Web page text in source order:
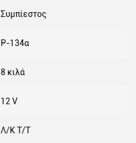
Συμπίεστος
Ρ-134α
8 κιλά
12 V
Λ/Κ Τ/Τ